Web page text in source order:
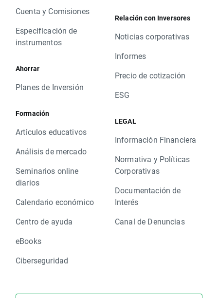
Cuenta y Comisiones
Especificación de
instrumentos
Ahorrar
Planes de Inversión
Formación
Artículos educativos
Análisis de mercado
Seminarios online
diarios
Calendario económico
Centro de ayuda
eBooks
Ciberseguridad
Relación con Inversores
Noticias corporativas
Informes
Precio de cotización
ESG
LEGAL
Información Financiera
Normativa y Políticas
Corporativas
Documentación de
Interés
Canal de Denuncias